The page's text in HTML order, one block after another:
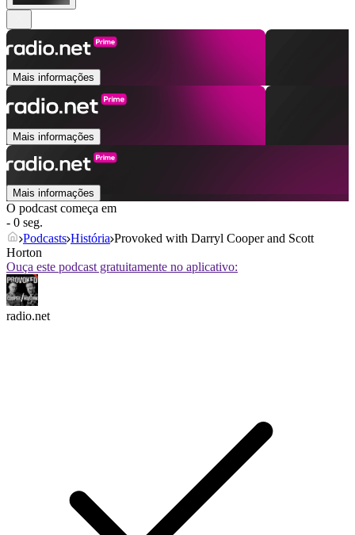
Mais informações
Mais informações
Mais informações
O podcast começa em
- 0 seg.
Podcasts História Provoked with Darryl Cooper and Scott
Horton
Ouça este podcast gratuitamente no aplicativo:
radio.net